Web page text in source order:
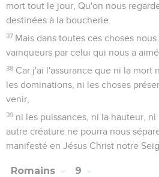
mort tout le jour, Qu'on nous
destinées à la boucherie.
37 Mais dans toutes ces choses
vainqueurs par celui qui nous a
38 Car j'ai l'assurance que ni la mort
les dominations, ni les choses
venir,
39 ni les puissances, ni la hauteur,
autre créature ne pourra nous
manifesté en Jésus Christ notre
Romains 9